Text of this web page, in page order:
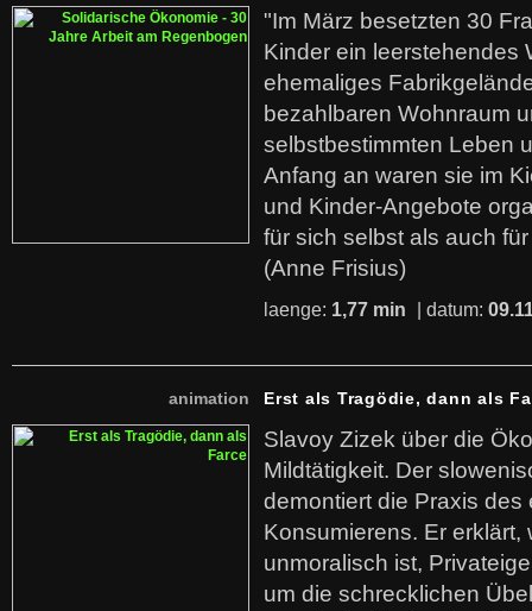
"Im März besetzten 30
Kinder ein leerstehendes
ehemaliges
bezahlbaren Wohnraum
selbstbestimmten Leben
Anfang an waren sie im
und Kinder-Angebote
für sich selbst als auch
(Anne Frisius)
laenge: 1,77 min | datum:
animation Erst als Tragödie, dann als
Slavoy Zizek über die
Mildtätigkeit. Der
demontiert die Praxis des
Konsumierens. Er erklärt,
unmoralisch ist,
um die schrecklichen